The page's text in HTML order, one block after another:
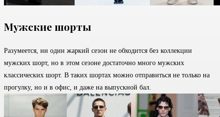
Мужские шорты
Разумеется, ни один жаркий сезон не обходится без коллекции
мужских шорт, но в этом сезоне достаточно много мужских
классических шорт. В таких шортах можно отправиться не только на
прогулку, но и в офис, и даже на выпускной бал.